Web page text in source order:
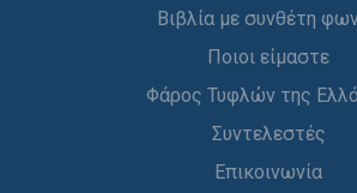
Βιβλία με συνθέτη
Ποιοι είμαστε
Φάρος Τυφλών της
Συντελεστές
Επικοινωνία